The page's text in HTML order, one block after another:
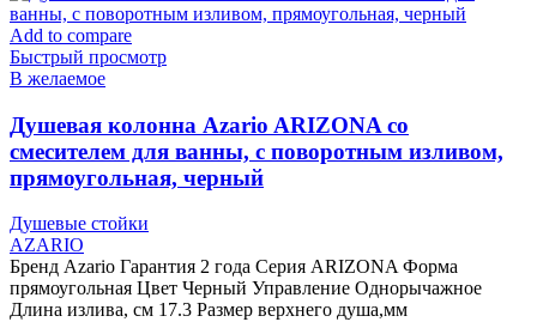
Add to compare
Быстрый просмотр
В желаемое
Душевая колонна Azario ARIZONA со
смесителем для ванны, с поворотным изливом,
прямоугольная, черный
Душевые стойки
AZARIO
Бренд Azario Гарантия 2 года Серия ARIZONA Форма
прямоугольная Цвет Черный Управление Однорычажное
Длина излива, см 17.3 Размер верхнего душа,мм